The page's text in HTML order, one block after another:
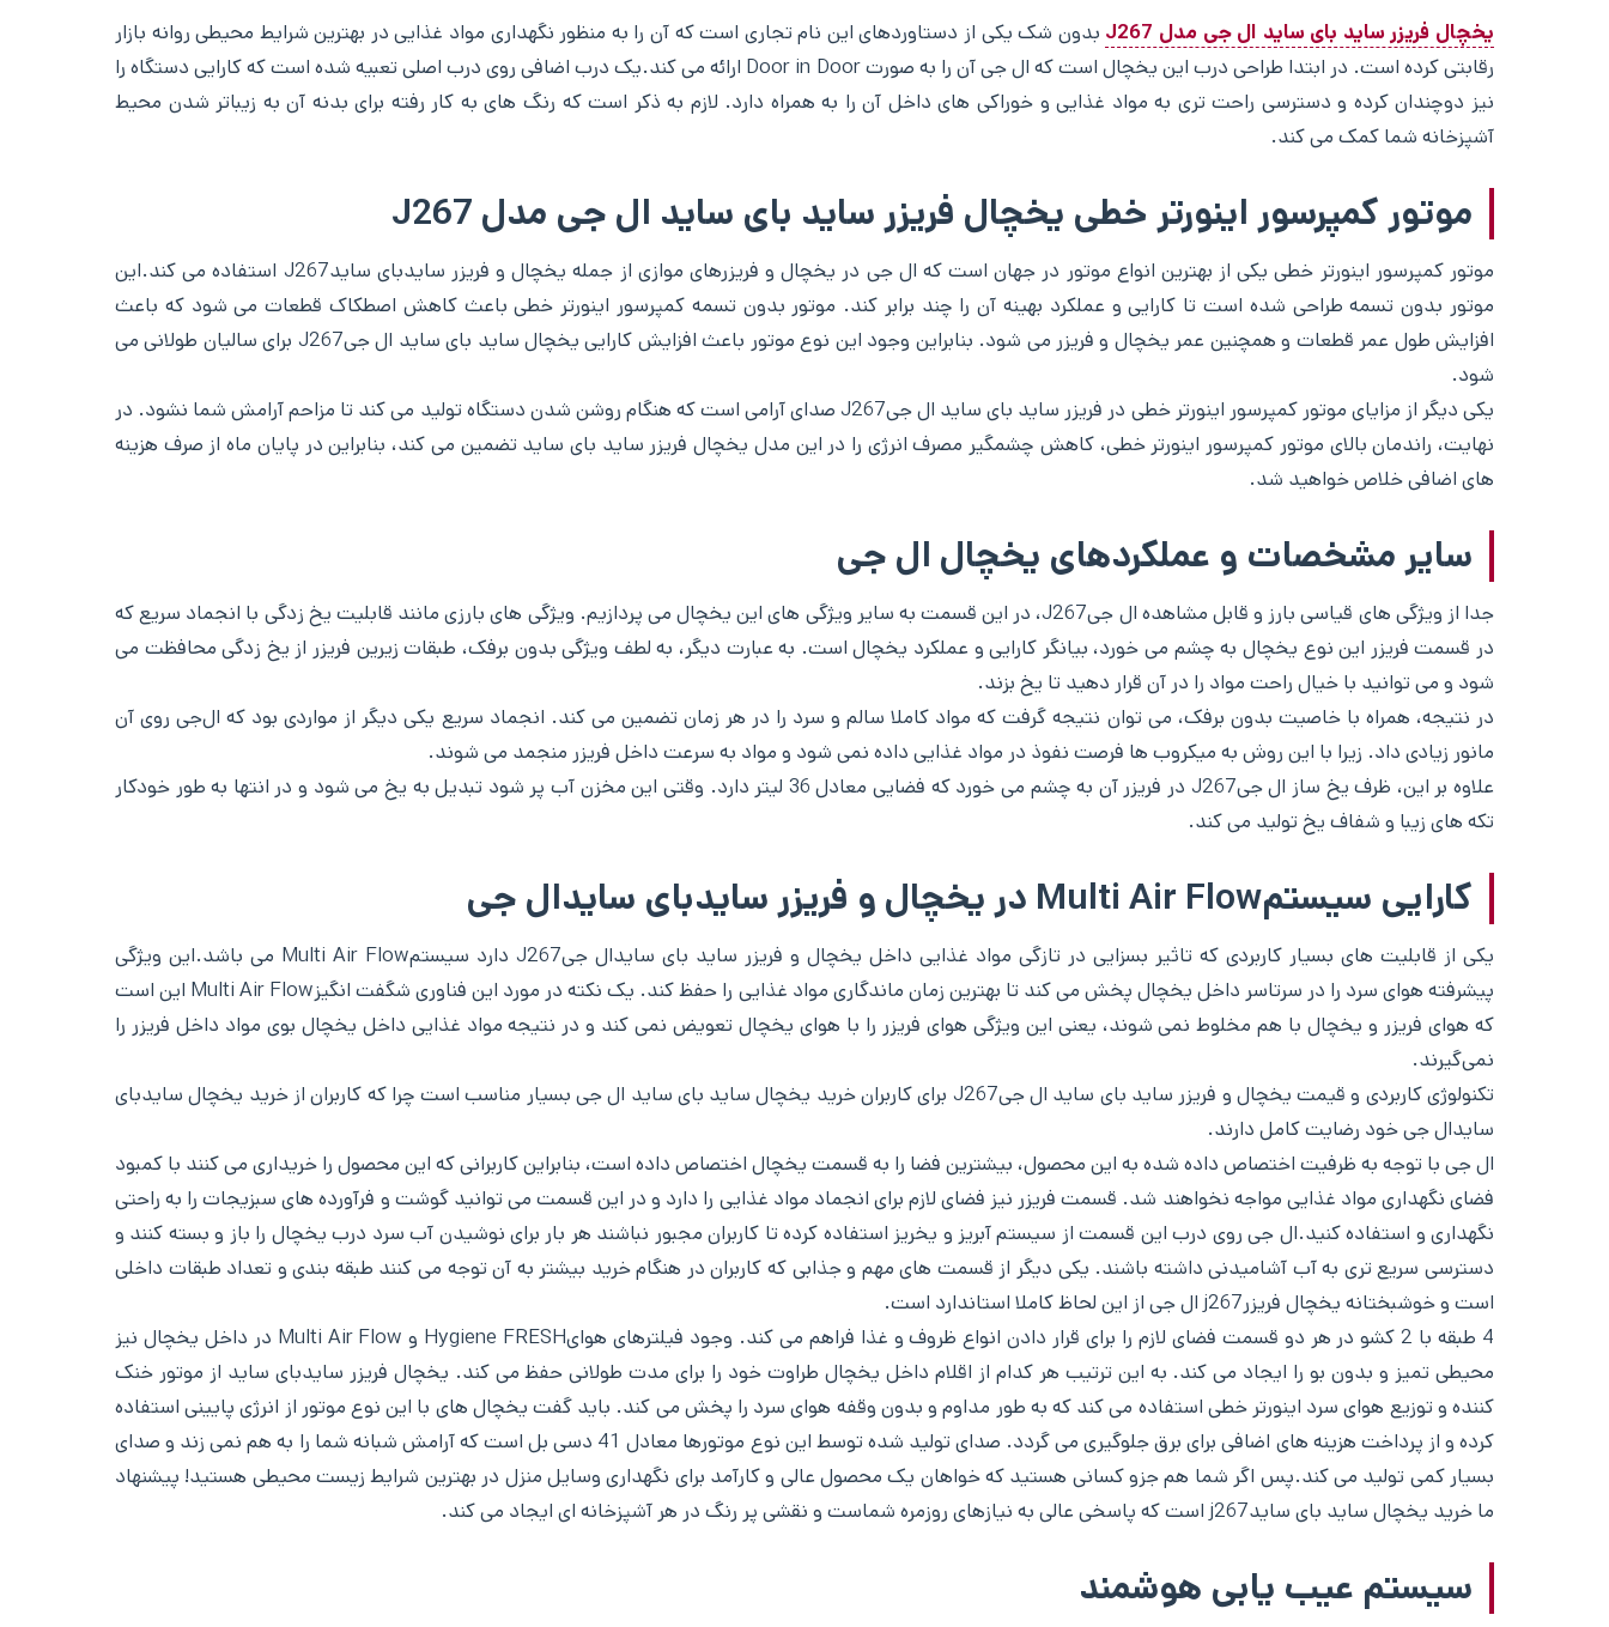
یخچال فریزر ساید بای ساید ال جی مدل J267
بدون شک یکی از دستاوردهای این نام تجاری است که آن را به منظور نگهداری مواد غذایی در بهترین شرایط محیطی روانه بازار
رقابتی کرده است. در ابتدا طراحی درب این یخچال است که ال جی آن را به صورت Door in Door ارائه می کند.یک درب اضافی روی درب اصلی تعبیه شده است که کارایی دستگاه را
نیز دوچندان کرده و دسترسی راحت تری به مواد غذایی و خوراکی های داخل آن را به همراه دارد. لازم به ذکر است که رنگ های به کار رفته برای بدنه آن به زیباتر شدن محیط
آشپزخانه شما کمک می کند.
موتور کمپرسور اینورتر خطی یخچال فریزر ساید بای ساید ال جی مدل J267
موتور کمپرسور اینورتر خطی یکی از بهترین انواع موتور در جهان است که ال جی در یخچال و فریزرهای موازی از جمله یخچال و فریزر سایدبای سایدJ267 استفاده می کند.این
موتور بدون تسمه طراحی شده است تا کارایی و عملکرد بهینه آن را چند برابر کند. موتور بدون تسمه کمپرسور اینورتر خطی باعث کاهش اصطکاک قطعات می شود که باعث
افزایش طول عمر قطعات و همچنین عمر یخچال و فریزر می شود. بنابراین وجود این نوع موتور باعث افزایش کارایی یخچال ساید بای ساید ال جیJ267 برای سالیان طولانی می
شود.
یکی دیگر از مزایای موتور کمپرسور اینورتر خطی در فریزر ساید بای ساید ال جیJ267 صدای آرامی است که هنگام روشن شدن دستگاه تولید می کند تا مزاحم آرامش شما نشود. در
نهایت، راندمان بالای موتور کمپرسور اینورتر خطی، کاهش چشمگیر مصرف انرژی را در این مدل یخچال فریزر ساید بای ساید تضمین می کند، بنابراین در پایان ماه از صرف هزینه
های اضافی خلاص خواهید شد.
سایر مشخصات و عملکردهای یخچال ال جی
جدا از ویژگی های قیاسی بارز و قابل مشاهده ال جیJ267، در این قسمت به سایر ویژگی های این یخچال می پردازیم. ویژگی های بارزی مانند قابلیت یخ زدگی با انجماد سریع که
در قسمت فریزر این نوع یخچال به چشم می خورد، بیانگر کارایی و عملکرد یخچال است. به عبارت دیگر، به لطف ویژگی بدون برفک، طبقات زیرین فریزر از یخ زدگی محافظت می
شود و می توانید با خیال راحت مواد را در آن قرار دهید تا یخ بزند.
در نتیجه، همراه با خاصیت بدون برفک، می توان نتیجه گرفت که مواد کاملا سالم و سرد را در هر زمان تضمین می کند. انجماد سریع یکی دیگر از مواردی بود که ال‌جی روی آن
مانور زیادی داد. زیرا با این روش به میکروب ها فرصت نفوذ در مواد غذایی داده نمی شود و مواد به سرعت داخل فریزر منجمد می شوند.
علاوه بر این، ظرف یخ ساز ال جیJ267 در فریزر آن به چشم می خورد که فضایی معادل 36 لیتر دارد. وقتی این مخزن آب پر شود تبدیل به یخ می شود و در انتها به طور خودکار
تکه های زیبا و شفاف یخ تولید می کند.
کارایی سیستمMulti Air Flow در یخچال و فریزر سایدبای سایدال جی
یکی از قابلیت های بسیار کاربردی که تاثیر بسزایی در تازگی مواد غذایی داخل یخچال و فریزر ساید بای سایدال جیJ267 دارد سیستمMulti Air Flow می باشد.این ویژگی
پیشرفته هوای سرد را در سرتاسر داخل یخچال پخش می کند تا بهترین زمان ماندگاری مواد غذایی را حفظ کند. یک نکته در مورد این فناوری شگفت انگیزMulti Air Flow این است
که هوای فریزر و یخچال با هم مخلوط نمی شوند، یعنی این ویژگی هوای فریزر را با هوای یخچال تعویض نمی کند و در نتیجه مواد غذایی داخل یخچال بوی مواد داخل فریزر را
نمی‌گیرند.
تکنولوژی کاربردی و قیمت یخچال و فریزر ساید بای ساید ال جیJ267 برای کاربران خرید یخچال ساید بای ساید ال جی بسیار مناسب است چرا که کاربران از خرید یخچال سایدبای
سایدال جی خود رضایت کامل دارند.
ال جی با توجه به ظرفیت اختصاص داده شده به این محصول، بیشترین فضا را به قسمت یخچال اختصاص داده است، بنابراین کاربرانی که این محصول را خریداری می کنند با کمبود
فضای نگهداری مواد غذایی مواجه نخواهند شد. قسمت فریزر نیز فضای لازم برای انجماد مواد غذایی را دارد و در این قسمت می توانید گوشت و فرآورده های سبزیجات را به راحتی
نگهداری و استفاده کنید.ال جی روی درب این قسمت از سیستم آبریز و یخریز استفاده کرده تا کاربران مجبور نباشند هر بار برای نوشیدن آب سرد درب یخچال را باز و بسته کنند و
دسترسی سریع تری به آب آشامیدنی داشته باشند. یکی دیگر از قسمت های مهم و جذابی که کاربران در هنگام خرید بیشتر به آن توجه می کنند طبقه بندی و تعداد طبقات داخلی
است و خوشبختانه یخچال فریزرj267 ال جی از این لحاظ کاملا استاندارد است.
4 طبقه با 2 کشو در هر دو قسمت فضای لازم را برای قرار دادن انواع ظروف و غذا فراهم می کند. وجود فیلترهای هوایHygiene FRESH و Multi Air Flow در داخل یخچال نیز
محیطی تمیز و بدون بو را ایجاد می کند. به این ترتیب هر کدام از اقلام داخل یخچال طراوت خود را برای مدت طولانی حفظ می کند. یخچال فریزر سایدبای ساید از موتور خنک
کننده و توزیع هوای سرد اینورتر خطی استفاده می کند که به طور مداوم و بدون وقفه هوای سرد را پخش می کند. باید گفت یخچال های با این نوع موتور از انرژی پایینی استفاده
کرده و از پرداخت هزینه های اضافی برای برق جلوگیری می گردد. صدای تولید شده توسط این نوع موتورها معادل 41 دسی بل است که آرامش شبانه شما را به هم نمی زند و صدای
بسیار کمی تولید می کند.پس اگر شما هم جزو کسانی هستید که خواهان یک محصول عالی و کارآمد برای نگهداری وسایل منزل در بهترین شرایط زیست محیطی هستید! پیشنهاد
ما خرید یخچال ساید بای سایدj267 است که پاسخی عالی به نیازهای روزمره شماست و نقشی پر رنگ در هر آشپزخانه ای ایجاد می کند.
سیستم عیب یابی هوشمند